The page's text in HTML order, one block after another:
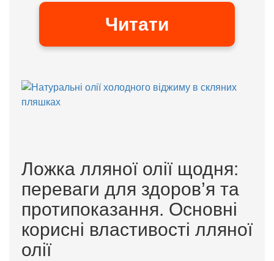
Читати
Ложка лляної олії щодня:
переваги для здоров’я та
протипоказання. Основні
корисні властивості лляної
олії